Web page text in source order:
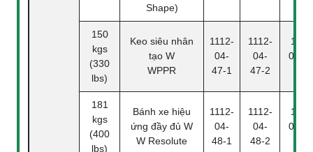
Shape)
150
kgs
(330
lbs)
Keo siêu nhân
tạo W
WPPR
1112-
04-
47-1
1112-
04-
47-2
04-
181
kgs
(400
lbs)
Bánh xe hiệu
ứng đầy đủ W
W Resolute
1112-
04-
48-1
1112-
04-
48-2
04-